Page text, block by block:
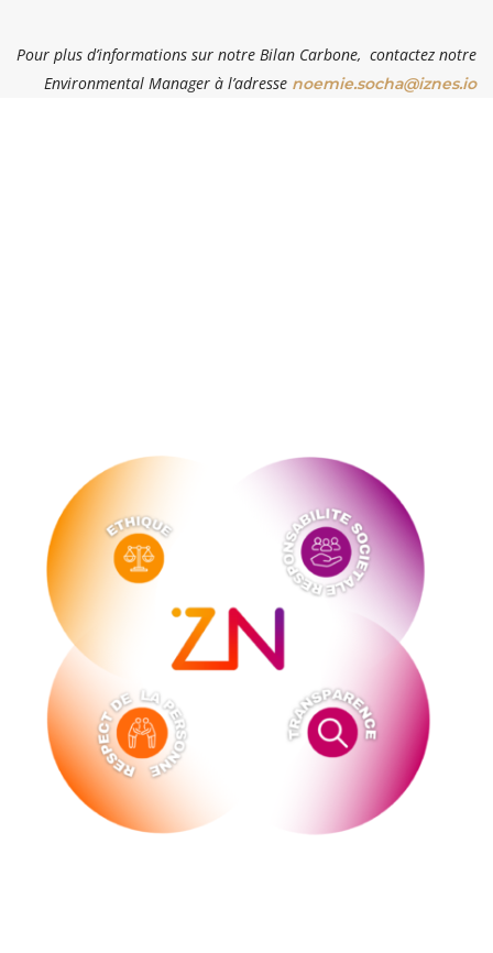
Pour plus d’informations sur notre Bilan Carbone, contactez notre
Environmental Manager à l’adresse noemie.socha@iznes.io